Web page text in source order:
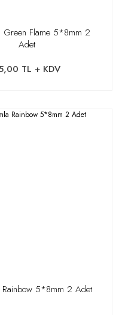
Green Flame 5*8mm 2
Adet
TL + KDV
Rainbow 5*8mm 2 Adet